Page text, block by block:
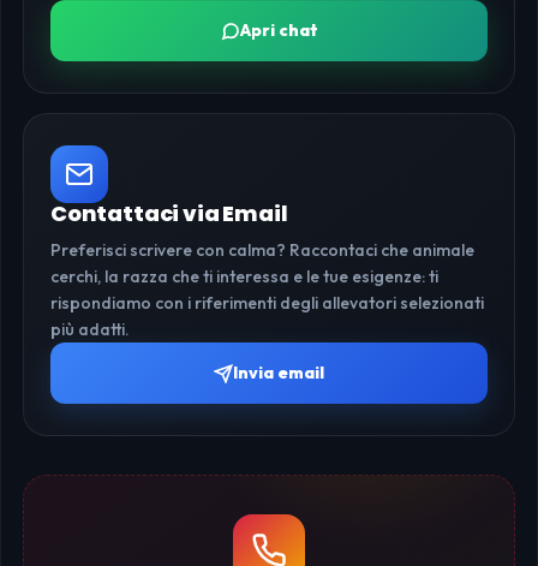
Apri chat
Contattaci via Email
Preferisci scrivere con calma? Raccontaci che animale
cerchi, la razza che ti interessa e le tue esigenze: ti
rispondiamo con i riferimenti degli allevatori selezionati
più adatti.
Invia email